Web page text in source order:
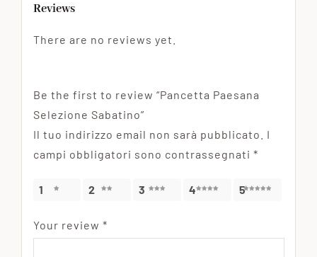
Reviews
There are no reviews yet.
Be the first to review “Pancetta Paesana
Selezione Sabatino”
Il tuo indirizzo email non sarà pubblicato.
I
campi obbligatori sono contrassegnati *
1 2 3 4 5
Your review *